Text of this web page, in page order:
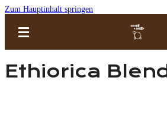
Zum Hauptinhalt springen
Ethiorica Blend